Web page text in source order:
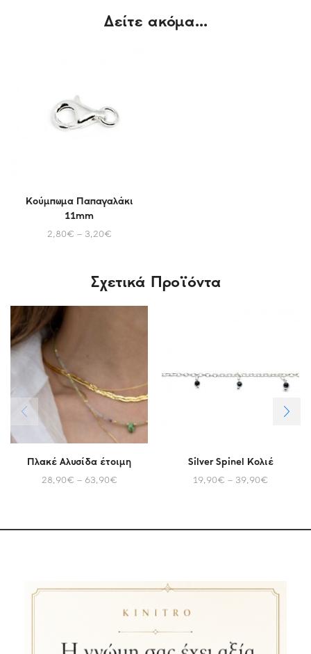
Δείτε ακόμα...
Κούμπωμα Παπαγαλάκι
11mm
2,80€ – 3,20€
Σχετικά Προϊόντα
Πλακέ Αλυσίδα έτοιμη
28,90€ – 63,90€
Silver Spinel Κολιέ
19,90€ – 39,90€